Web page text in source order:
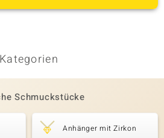
Kategorien
Schmuckstücke
Anhänger mit Zirkon